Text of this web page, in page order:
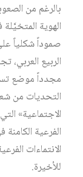
بالرغم من
الهوية
صموداً شكلياً
الربيع
مجدداً موضع
التحديات من
الاجتماعية»
الفرعية
الانتماءات
للأخيرة.